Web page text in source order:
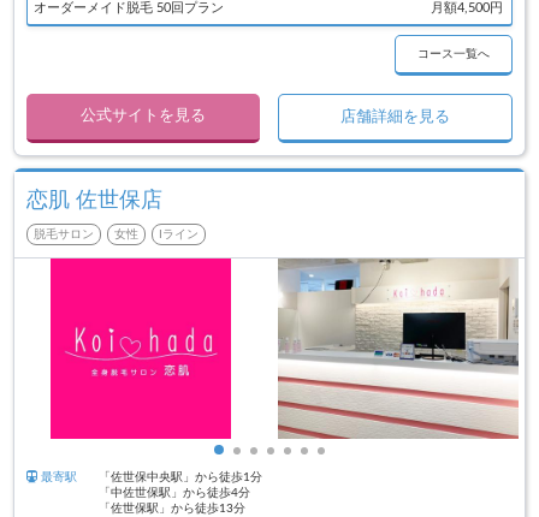
オーダーメイド脱毛 50回プラン 月額4,500円
コース一覧へ
公式サイトを見る 店舗詳細を見る
恋肌 佐世保店
脱毛サロン 女性 Iライン
最寄駅
「佐世保中央駅」から徒歩1分
「中佐世保駅」から徒歩4分
「佐世保駅」から徒歩13分